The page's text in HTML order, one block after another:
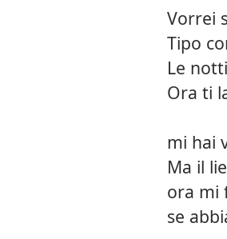
Vorrei
Tipo
Le
Ora ti
mi hai
Ma il
ora mi
se